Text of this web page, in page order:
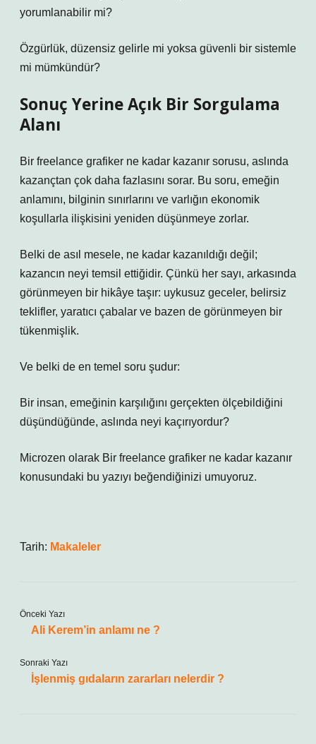
yorumlanabilir mi?
Özgürlük, düzensiz gelirle mi yoksa güvenli bir sistemle
mi mümkündür?
Sonuç Yerine Açık Bir Sorgulama
Alanı
Bir freelance grafiker ne kadar kazanır sorusu, aslında
kazançtan çok daha fazlasını sorar. Bu soru, emeğin
anlamını, bilginin sınırlarını ve varlığın ekonomik
koşullarla ilişkisini yeniden düşünmeye zorlar.
Belki de asıl mesele, ne kadar kazanıldığı değil;
kazancın neyi temsil ettiğidir. Çünkü her sayı, arkasında
görünmeyen bir hikâye taşır: uykusuz geceler, belirsiz
teklifler, yaratıcı çabalar ve bazen de görünmeyen bir
tükenmişlik.
Ve belki de en temel soru şudur:
Bir insan, emeğinin karşılığını gerçekten ölçebildiğini
düşündüğünde, aslında neyi kaçırıyordur?
Microzen olarak Bir freelance grafiker ne kadar kazanır
konusundaki bu yazıyı beğendiğinizi umuyoruz.
Tarih: Makaleler
Önceki Yazı
Ali Kerem’in anlamı ne ?
Sonraki Yazı
İşlenmiş gıdaların zararları nelerdir ?